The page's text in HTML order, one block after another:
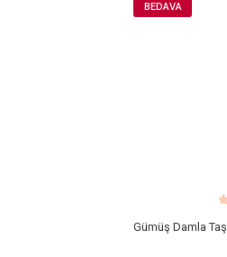
BEDAVA
Gümüş Damla